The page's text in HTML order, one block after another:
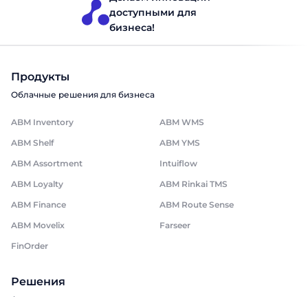
фактор Планирование […]доступными для
бизнеса!
Продукты
Облачные решения для бизнеса
ABM Inventory
ABM WMS
ABM Shelf
ABM YMS
ABM Assortment
Intuiflow
ABM Loyalty
ABM Rinkai TMS
ABM Finance
ABM Route Sense
ABM Movelix
Farseer
FinOrder
Решения